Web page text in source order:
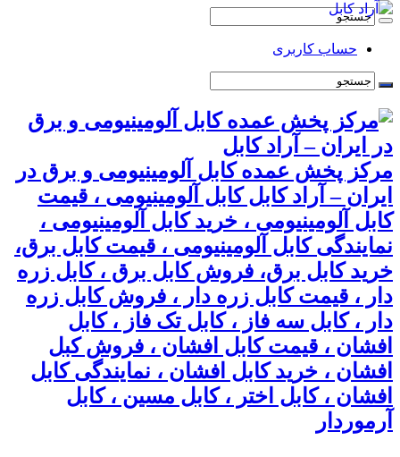
حساب کاربری
مرکز پخش عمده کابل آلومینیومی و برق در
ایران – آراد کابل کابل آلومینیومی ، قیمت
کابل آلومینیومی ، خرید کابل آلومینیومی ،
نمایندگی کابل آلومینیومی ، قیمت کابل برق،
خرید کابل برق، فروش کابل برق ، کابل زره
دار ، قیمت کابل زره دار ، فروش کابل زره
دار ، کابل سه فاز ، کابل تک فاز ، کابل
افشان ، قیمت کابل افشان ، فروش کبل
افشان ، خرید کابل افشان ، نمایندگی کابل
افشان ، کابل اختر ، کابل مسین ، کابل
آرموردار